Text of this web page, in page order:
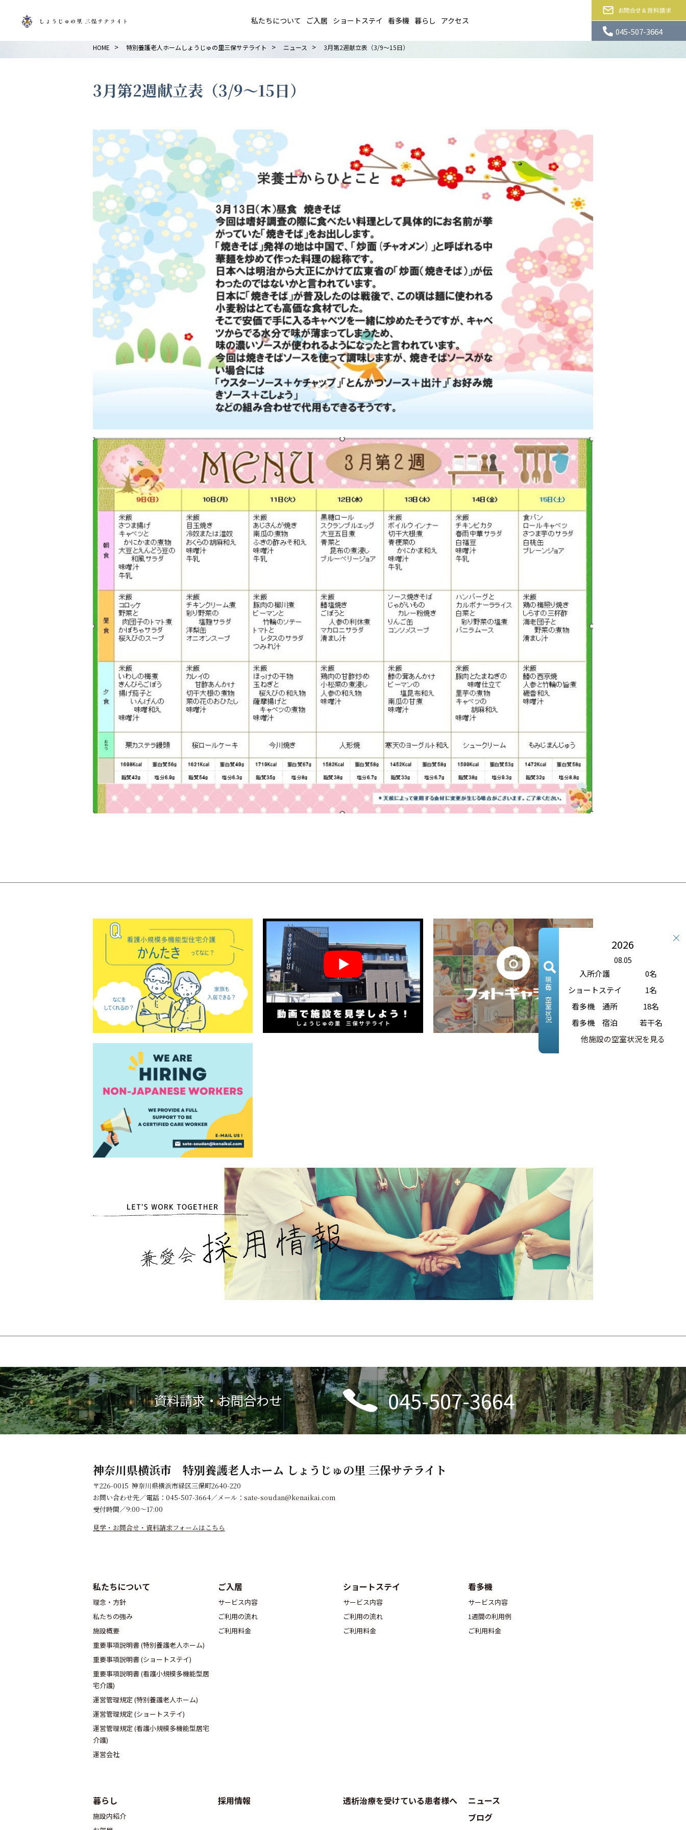
私たちについて ご入居 ショートステイ 看多機 暮らし アクセス
045-507-3664
現在の空室状況
2026
08.05
入所介護
0名
ショートステイ
1名
看多機 通所
18名
看多機 宿泊
若干名
他施設の空室状況を見る
HOME > 特別養護老人ホームしょうじゅの里三保サテライト > ニュース > 3月第2週献立表（3/9～15日）
3月第2週献立表（3/9～15日）
資料請求・お問合わせ 045-507-3664
神奈川県横浜市 特別養護老人ホーム しょうじゅの里 三保サテライト
〒226-0015 神奈川県横浜市緑区三保町2640-220
お問い合わせ先／電話：045-507-3664／メール： sate-soudan@kenaikai.com
受付時間／9:00～17:00
見学・お問合せ・資料請求フォームはこちら
私たちについて
理念・方針
私たちの強み
施設概要
重要事項説明書 (特別養護老人ホーム)
重要事項説明書 (ショートステイ)
重要事項説明書 (看護小規模多機能型居
宅介護)
運営管理規定 (特別養護老人ホーム)
運営管理規定 (ショートステイ)
運営管理規定 (看護小規模多機能型居宅
介護)
運営会社
ご入居
サービス内容
ご利用の流れ
ご利用料金
ショートステイ
サービス内容
ご利用の流れ
ご利用料金
看多機
サービス内容
1週間の利用例
ご利用料金
暮らし
施設内紹介
採用情報 透析治療を受けている患者様へ
ニュース
ブログ